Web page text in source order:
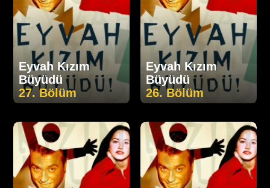
Eyvah Kızım
Büyüdü
27. Bölüm
Eyvah Kızım
Büyüdü
26. Bölüm